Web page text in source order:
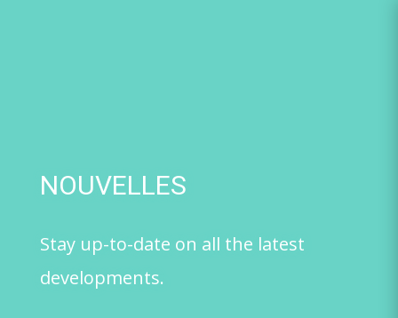
NOUVELLES
Stay up-to-date on all the latest
developments.